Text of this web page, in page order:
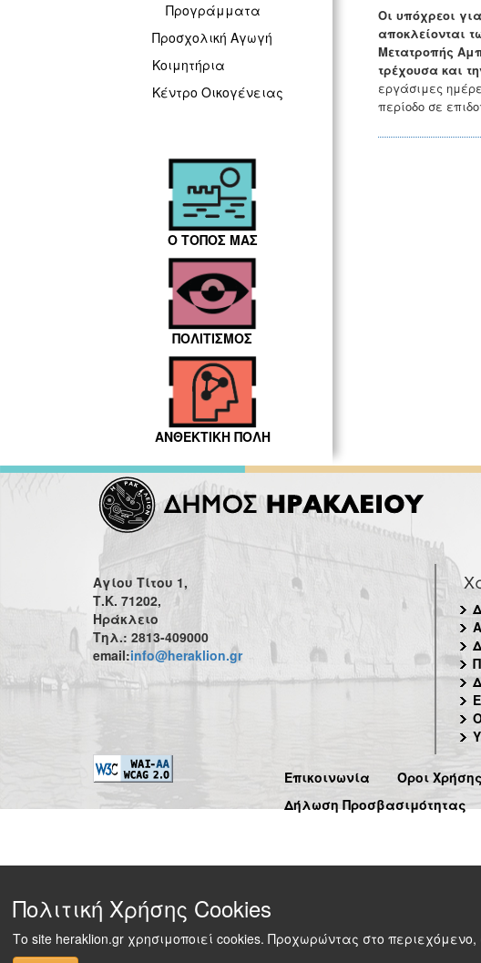
Προγράμματα
Προσχολική Αγωγή
Κοιμητήρια
Κέντρο Οικογένειας
Ο ΤΟΠΟΣ ΜΑΣ
ΠΟΛΙΤΙΣΜΟΣ
ΑΝΘΕΚΤΙΚΗ ΠΟΛΗ
Οι υπόχρεοι
αποκλείονται
Μετατροπής
τρέχουσα και
εργάσιμες
περίοδο σε
Αγίου Τίτου 1,
Τ.Κ. 71202,
Ηράκλειο
Τηλ.: 2813-409000
email:info@heraklion.gr
Επικοινωνία
Όροι Χρήσης
Δήλωση Προσβασιμότητας
Πολιτική Χρήσης Cookies
Το site heraklion.gr χρησιμοποιεί cookies. Προχωρώντας στο